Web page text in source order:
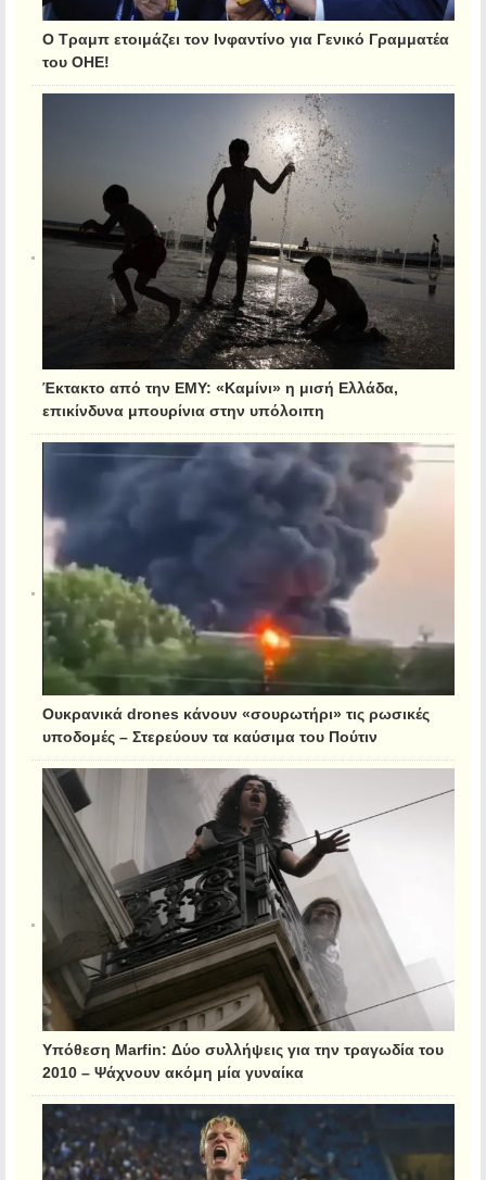
Ο Τραμπ ετοιμάζει τον Ινφαντίνο για Γενικό Γραμματέα
του ΟΗΕ!
Έκτακτο από την ΕΜΥ: «Καμίνι» η μισή Ελλάδα,
επικίνδυνα μπουρίνια στην υπόλοιπη
Ουκρανικά drones κάνουν «σουρωτήρι» τις ρωσικές
υποδομές – Στερεύουν τα καύσιμα του Πούτιν
Υπόθεση Marfin: Δύο συλλήψεις για την τραγωδία του
2010 – Ψάχνουν ακόμη μία γυναίκα